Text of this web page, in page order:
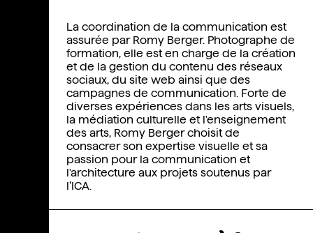
La coordination de la communication est
assurée par Romy Berger. Photographe de
formation, elle est en charge de la création
et de la gestion du contenu des réseaux
sociaux, du site web ainsi que des
campagnes de communication. Forte de
diverses expériences dans les arts visuels,
la médiation culturelle et l'enseignement
des arts, Romy Berger choisit de
consacrer son expertise visuelle et sa
passion pour la communication et
l'architecture aux projets soutenus par
l’ICA.